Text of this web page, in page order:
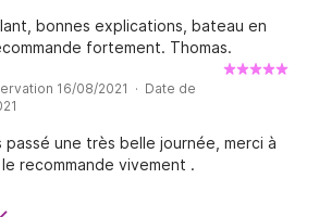
bonnes explications, bateau en
fortement. Thomas.
16/08/2021 · Date de
passé une très belle journée, merci à
recommande vivement .